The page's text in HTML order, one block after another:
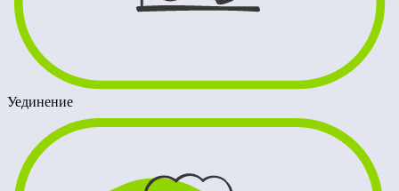
Уединение